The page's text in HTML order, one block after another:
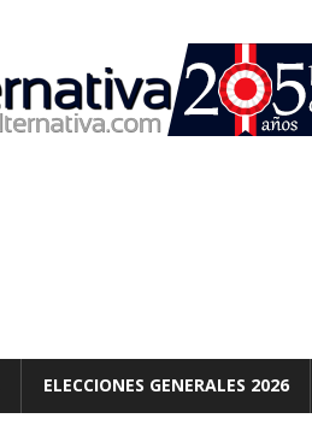
ELECCIONES GENERALES 2026